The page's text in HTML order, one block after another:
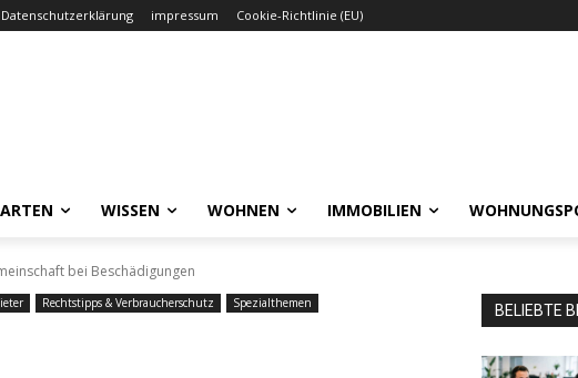
Datenschutzerklärung impressum Cookie-Richtlinie (EU)
WISSEN WOHNEN IMMOBILIEN
bei Beschädigungen
Rechtstipps & Verbraucherschutz Spezialthemen BELIEBTE